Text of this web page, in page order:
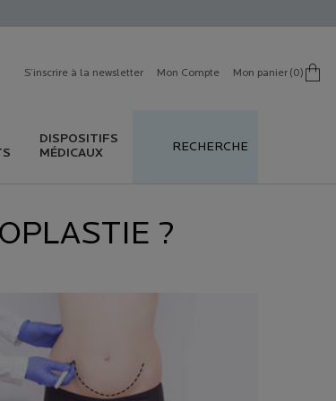
S’inscrire à la newsletter Mon Compte Mon panier 0
0 produit in cart
DISPOSITIFS
MÉDICAUX
RECHERCHE
?